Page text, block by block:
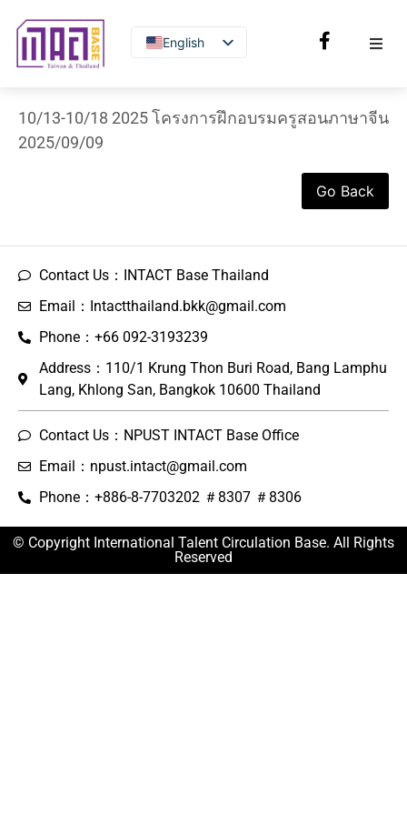
English
10/13-10/18 2025 โครงการฝึกอบรมครูสอนภาษาจีน
2025/09/09
Go Back
Contact Us：INTACT Base Thailand
Email：Intactthailand.bkk@gmail.com
Phone：+66 092-3193239
Address：110/1 Krung Thon Buri Road, Bang Lamphu
Lang, Khlong San, Bangkok 10600 Thailand
Contact Us：NPUST INTACT Base Office
Email：npust.intact@gmail.com
Phone：+886-8-7703202 ＃8307 ＃8306
© Copyright International Talent Circulation Base. All Rights
Reserved